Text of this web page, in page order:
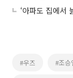
‘아파도 집에서
#우즈 #조승